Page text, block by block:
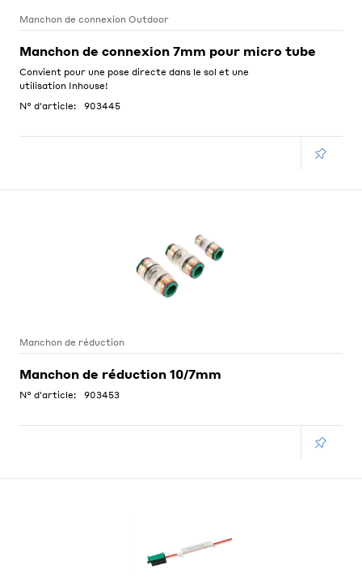
Manchon de connexion Outdoor
Manchon de connexion 7mm pour micro tube
Convient pour une pose directe dans le sol et une
utilisation Inhouse!
N° d'article:
903445
Manchon de réduction
Manchon de réduction 10/7mm
N° d'article: 903453